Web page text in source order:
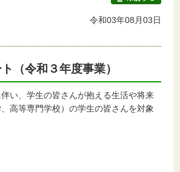
印刷する
令和03年08月03日
（令和３年度事業）
い、学生の皆さんが抱える生活や将来
高等専門学校）の学生の皆さんを対象